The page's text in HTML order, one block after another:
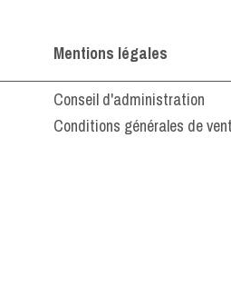
Mentions légales
Conseil d'administration
Conditions générales de